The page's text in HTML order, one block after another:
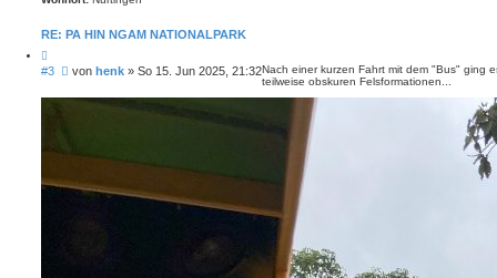
RE: PA HIN NGAM NATIONALPARK
#3
B
i
von henk » So 15. Jun 2025, 21:32Nach einer kurzen Fahrt mit dem "Bus" ging
teilweise obskuren Felsformationen...